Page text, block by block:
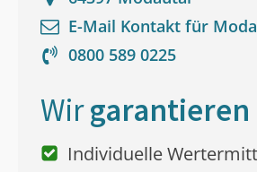
E-Mail Kontakt für
0800 589 0225
Wirgarantieren
Individuelle